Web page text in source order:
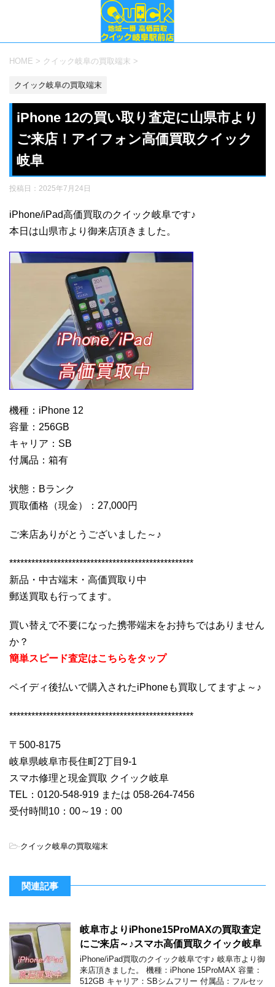
HOME > クイック岐阜の買取端末 >
クイック岐阜の買取端末
iPhone 12の買い取り査定に山県市より
ご来店！アイフォン高価買取クイック
岐阜
投稿日： 2025年7月24日
iPhone/iPad高価買取のクイック岐阜です♪
本日は山県市より御来店頂きました。
機種：iPhone 12
容量：256GB
キャリア：SB
付属品：箱有
状態：Bランク
買取価格（現金）：27,000円
ご来店ありがとうございました～♪
**************************************************
新品・中古端末・高価買取り中
郵送買取も行ってます。
買い替えで不要になった携帯端末をお持ちではありません
か？
簡単スピード査定はこちらをタップ
ペイディ後払いで購入されたiPhoneも買取してますよ～♪
**************************************************
〒500-8175
岐阜県岐阜市長住町2丁目9-1
スマホ修理と現金買取 クイック岐阜
TEL：0120-548-919 または 058-264-7456
受付時間10：00～19：00
-クイック岐阜の買取端末
関連記事
岐阜市よりiPhone15ProMAXの買取査定
にご来店～♪スマホ高価買取クイック岐阜
iPhone/iPad買取のクイック岐阜です♪ 岐阜市より御
来店頂きました。 機種：iPhone 15ProMAX 容量：
512GB キャリア：SBシムフリー 付属品：フルセッ